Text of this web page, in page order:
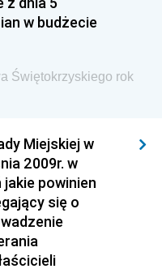
Morskiej i
i Finansów
Urzędu Górniczego
Transportu
i
w budżecie
Świętokrzyskiego rok
Miejskiej w
2009r. w
powinien
się o